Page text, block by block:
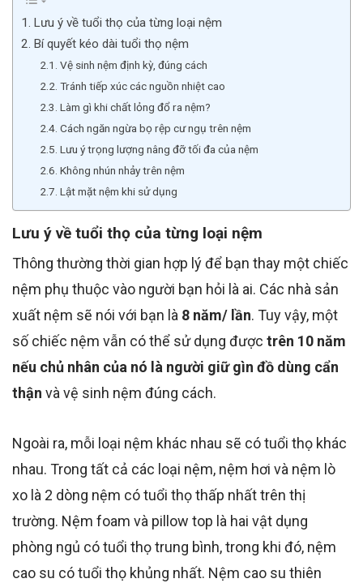
Lưu ý về tuổi thọ của từng loại nệm
Bí quyết kéo dài tuổi thọ nệm
Vệ sinh nệm định kỳ, đúng cách
Tránh tiếp xúc các nguồn nhiệt cao
Làm gì khi chất lỏng đổ ra nệm?
Cách ngăn ngừa bọ rệp cư ngụ trên nệm
Lưu ý trọng lượng nâng đỡ tối đa của nệm
Không nhún nhảy trên nệm
Lật mặt nệm khi sử dụng
Lưu ý về tuổi thọ của từng loại nệm
Thông thường thời gian hợp lý để bạn thay một chiếc
nệm phụ thuộc vào người bạn hỏi là ai. Các nhà sản
xuất nệm sẽ nói với bạn là 8 năm/ lần. Tuy vậy, một
số chiếc nệm vẫn có thể sử dụng được trên 10 năm
nếu chủ nhân của nó là người giữ gìn đồ dùng cẩn
thận và vệ sinh nệm đúng cách.
Ngoài ra, mỗi loại nệm khác nhau sẽ có tuổi thọ khác
nhau. Trong tất cả các loại nệm, nệm hơi và nệm lò
xo là 2 dòng nệm có tuổi thọ thấp nhất trên thị
trường. Nệm foam và pillow top là hai vật dụng
phòng ngủ có tuổi thọ trung bình, trong khi đó, nệm
cao su có tuổi thọ khủng nhất. Nệm cao su thiên